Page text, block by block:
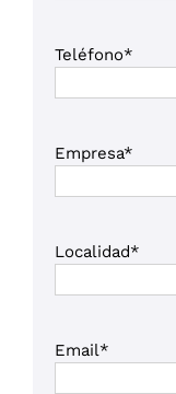
Teléfono*
Empresa*
Localidad*
Email*